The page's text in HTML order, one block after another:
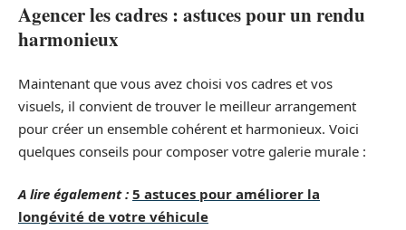
Agencer les cadres : astuces pour un rendu
harmonieux
Maintenant que vous avez choisi vos cadres et vos
visuels, il convient de trouver le meilleur arrangement
pour créer un ensemble cohérent et harmonieux. Voici
quelques conseils pour composer votre galerie murale :
A lire également : 5 astuces pour améliorer la
longévité de votre véhicule